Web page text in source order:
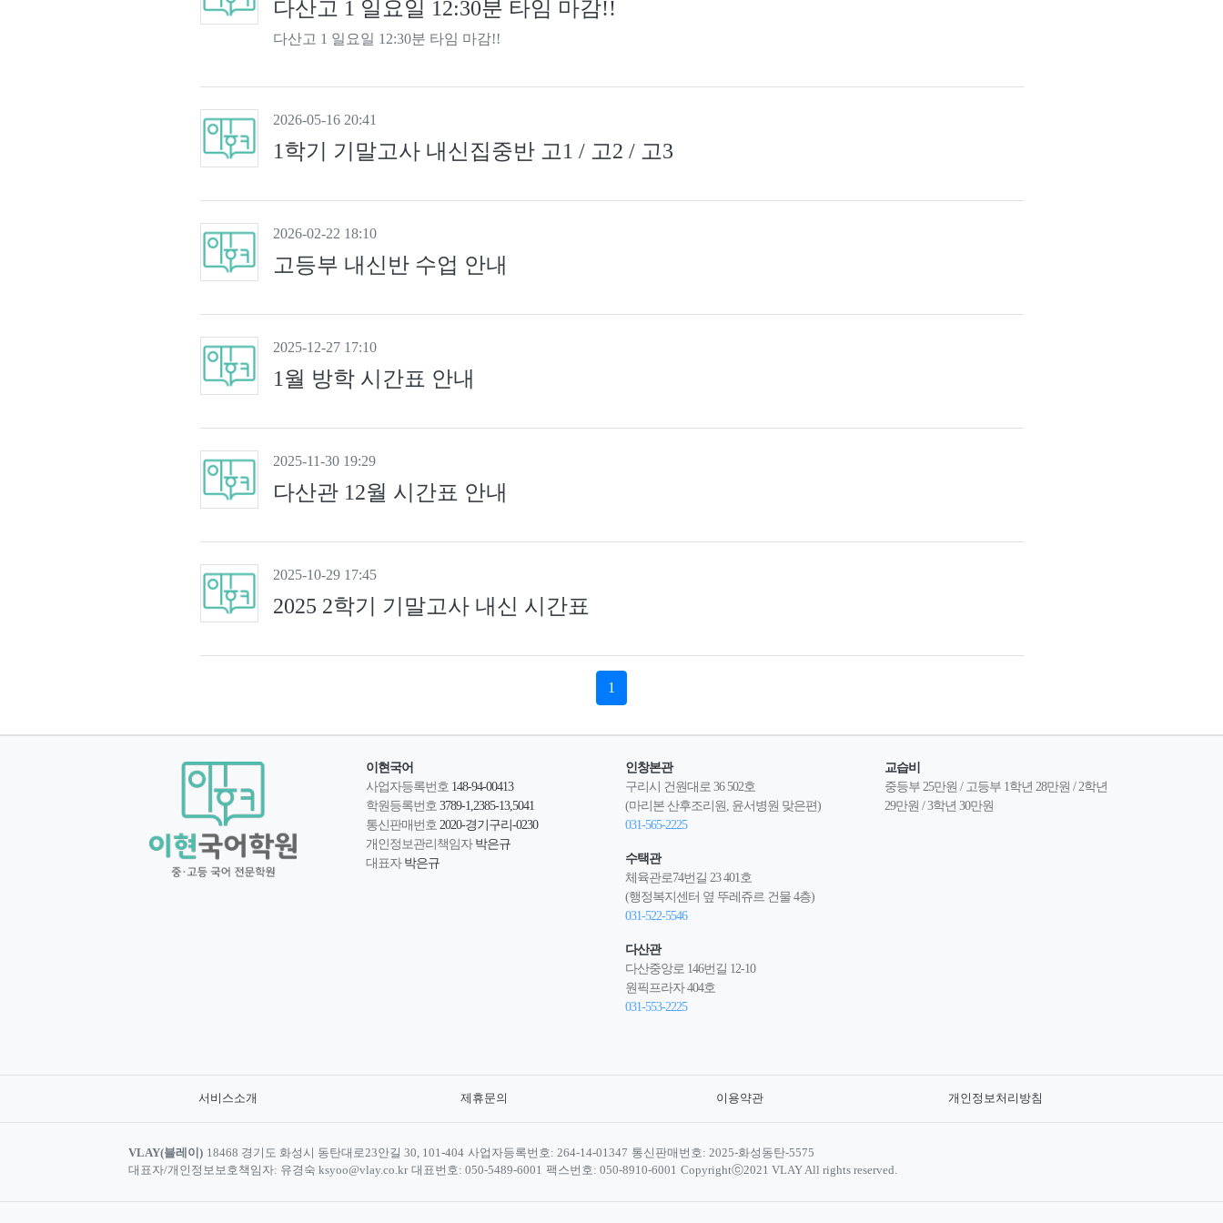
다산고 1 일요일 12:30분 타임 마감!!
다산고 1 일요일 12:30분 타임 마감!!
2026-05-16 20:41
1학기 기말고사 내신집중반 고1 / 고2 / 고3
2026-02-22 18:10
고등부 내신반 수업 안내
2025-12-27 17:10
1월 방학 시간표 안내
2025-11-30 19:29
다산관 12월 시간표 안내
2025-10-29 17:45
2025 2학기 기말고사 내신 시간표
1
이현국어
사업자등록번호 148-94-00413
학원등록번호3789-1,2385-13,5041
통신판매번호 2020-경기구리-0230
개인정보관리책임자박은규
대표자박은규
인창본관
구리시 건원대로 36 502호
(마리본 산후조리원, 윤서병원 맞은편)
031-565-2225
수택관
체육관로74번길 23 401호
(행정복지센터 옆 뚜레쥬르 건물 4층)
031-522-5546
다산관
다산중앙로 146번길 12-10
원픽프라자 404호
031-553-2225
교습비
중등부 25만원 / 고등부 1학년 28만원 / 2학년
29만원 / 3학년 30만원
서비스소개 제휴문의 이용약관 개인정보처리방침
VLAY(블레이) 18468 경기도 화성시 동탄대로23안길 30, 101-404 사업자등록번호: 264-14-01347 통신판매번호: 2025-화성동탄-5575
대표자/개인정보보호책임자: 유경숙 ksyoo@vlay.co.kr 대표번호: 050-5489-6001 팩스번호: 050-8910-6001 Copyrightⓒ2021 VLAY All rights reserved.